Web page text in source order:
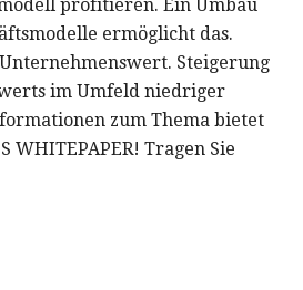
profitieren. Ein Umbau
ermöglicht das.
Steigerung
im Umfeld niedriger
zum Thema bietet
WHITEPAPER! Tragen Sie